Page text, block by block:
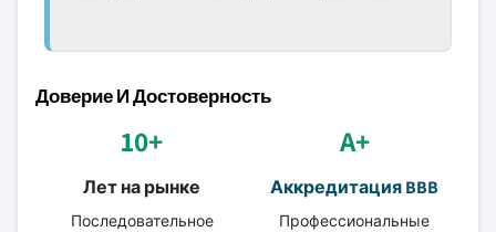
Доверие И Достоверность
10+
Лет на рынке
Последовательное
A+
Аккредитация BBB
Профессиональные